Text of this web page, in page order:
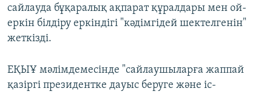
сайлауда бұқаралық ақпарат құралдары мен ой-
еркін білдіру еркіндігі "кәдімгідей шектелгенін"
жеткізді.
ЕҚЫҰ мәлімдемесінде "сайлаушыларға жаппай
қазіргі президентке дауыс беруге және іс-